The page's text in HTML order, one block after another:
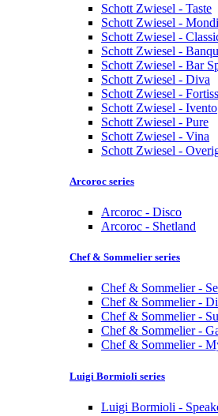
Schott Zwiesel - Taste
Schott Zwiesel -
Schott Zwiesel -
Schott Zwiesel -
Schott Zwiesel - Bar
Schott Zwiesel - Diva
Schott Zwiesel -
Schott Zwiesel - Ivento
Schott Zwiesel - Pure
Schott Zwiesel - Vina
Schott Zwiesel -
Arcoroc series
Arcoroc - Disco
Arcoroc - Shetland
Chef & Sommelier series
Chef & Sommelier -
Chef & Sommelier -
Chef & Sommelier -
Chef & Sommelier -
Chef & Sommelier -
Luigi Bormioli series
Luigi Bormioli -